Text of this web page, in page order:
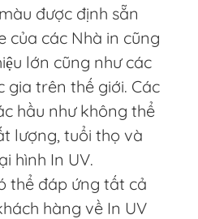
được định sẵn
của các Nhà in cũng
lớn cũng như các
gia trên thế giới. Các
hầu như không thể
lượng, tuổi thọ và
hình In UV.
thể đáp ứng tất cả
hàng về In UV